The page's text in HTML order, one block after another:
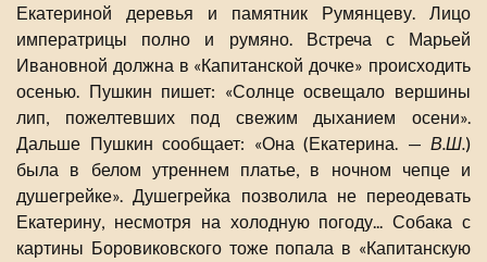
Екатериной деревья и памятник Румянцеву. Лицо
императрицы полно и румяно. Встреча с Марьей
Ивановной должна в «Капитанской дочке» происходить
осенью. Пушкин пишет: «Солнце освещало вершины
лип, пожелтевших под свежим дыханием осени».
Дальше Пушкин сообщает: «Она (Екатерина. — В.Ш.)
была в белом утреннем платье, в ночном чепце и
душегрейке». Душегрейка позволила не переодевать
Екатерину, несмотря на холодную погоду... Собака с
картины Боровиковского тоже попала в «Капитанскую